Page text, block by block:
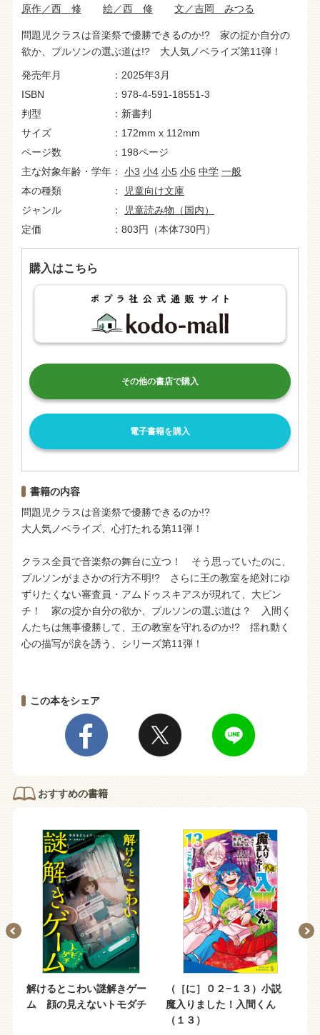
原作／西 修 絵／西 修 文／吉岡 みつる
問題児クラスは音楽祭で優勝できるのか!? 家の掟か自分の
欲か、プルソンの選ぶ道は!? 大人気ノベライズ第11弾！
発売年月
2025年3月
ISBN
978-4-591-18551-3
判型
新書判
サイズ
172mm x 112mm
ページ数
198ページ
主な対象年齢・学年
小3 小4 小5 小6 中学 一般
本の種類
児童向け文庫
ジャンル
児童読み物（国内）
定価
803円（本体730円）
購入はこちら
その他の書店で購入
電子書籍を購入
書籍の内容
問題児クラスは音楽祭で優勝できるのか!?
大人気ノベライズ、心打たれる第11弾！
クラス全員で音楽祭の舞台に立つ！ そう思っていたのに、
プルソンがまさかの行方不明!? さらに王の教室を絶対にゆ
ずりたくない審査員・アムドゥスキアスが現れて、大ピン
チ！ 家の掟か自分の欲か、プルソンの選ぶ道は？ 入間く
んたちは無事優勝して、王の教室を守れるのか!? 揺れ動く
心の描写が涙を誘う、シリーズ第11弾！
この本をシェア
おすすめの書籍
解けるとこわい謎解きゲー
ム 顔の見えないトモダチ
（［に］０２−１３）小説
魔入りました！入間くん
（１３）